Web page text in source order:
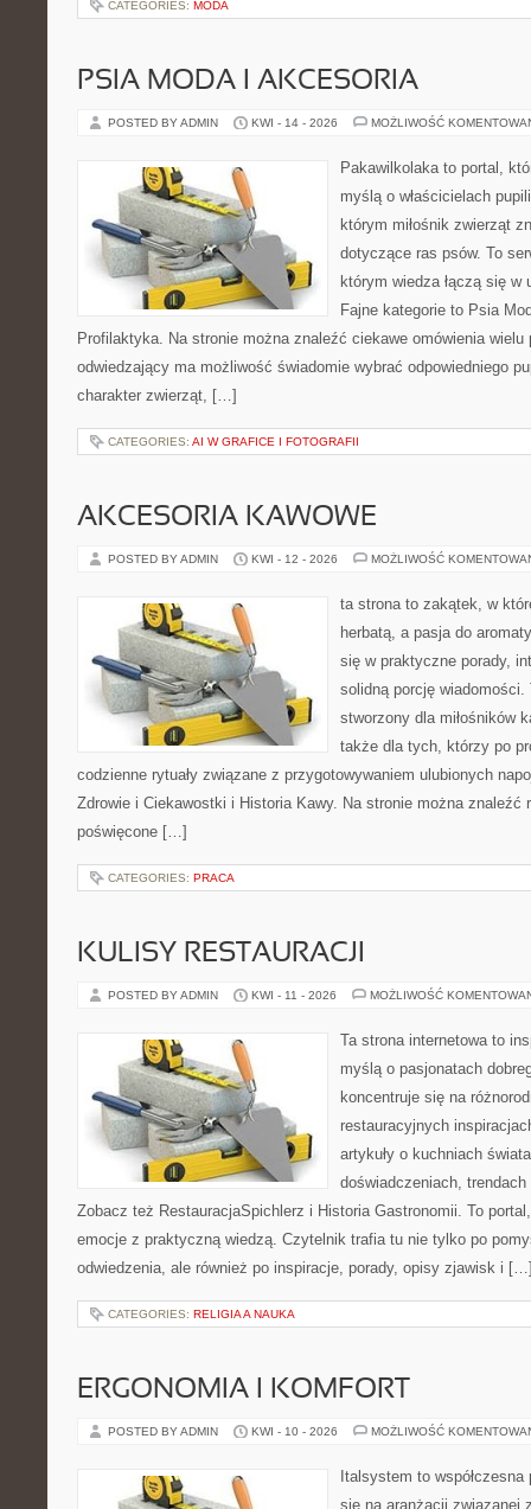
CATEGORIES: MODA
PSIA MODA I AKCESORIA
POSTED BY ADMIN KWI - 14 - 2026 MOŻLIWOŚĆ
Pakawilkolaka to portal,
myślą o właścicielach
którym miłośnik zwierząt
dotyczące ras psów. To
którym wiedza łączą się w
Fajne kategorie to Psia
Profilaktyka. Na stronie można znaleźć ciekawe omówienia
odwiedzający ma możliwość świadomie wybrać odpowiedniego
charakter zwierząt, […]
CATEGORIES: AI W GRAFICE I FOTOGRAFII
AKCESORIA KAWOWE
POSTED BY ADMIN KWI - 12 - 2026 MOŻLIWOŚĆ
ta strona to zakątek, w
herbatą, a pasja do
się w praktyczne porady,
solidną porcję wiadomości.
stworzony dla miłośników
także dla tych, którzy po
codzienne rytuały związane z przygotowywaniem ulubionych
Zdrowie i Ciekawostki i Historia Kawy. Na stronie można znaleźć
poświęcone […]
CATEGORIES: PRACA
KULISY RESTAURACJI
POSTED BY ADMIN KWI - 11 - 2026 MOŻLIWOŚĆ
Ta strona internetowa to
myślą o pasjonatach
koncentruje się na
restauracyjnych
artykuły o kuchniach
doświadczeniach,
Zobacz też RestauracjaSpichlerz i Historia Gastronomii. To
emocje z praktyczną wiedzą. Czytelnik trafia tu nie tylko po
odwiedzenia, ale również po inspiracje, porady, opisy zjawisk i
CATEGORIES: RELIGIA A NAUKA
ERGONOMIA I KOMFORT
POSTED BY ADMIN KWI - 10 - 2026 MOŻLIWOŚĆ
Italsystem to
się na aranżacji związanej